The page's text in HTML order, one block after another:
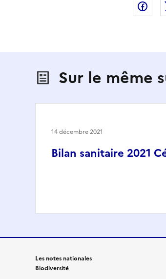
Sur le même
Bilan sanitaire 2021
14 décembre 2021
Les notes nationales
Biodiversité